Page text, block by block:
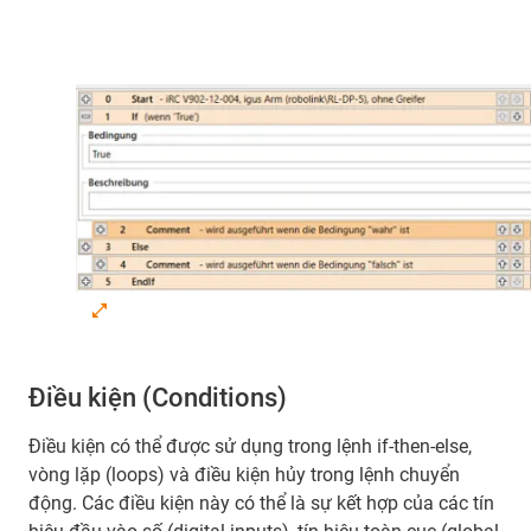
Điều kiện (Conditions)
Điều kiện có thể được sử dụng trong lệnh if-then-else,
vòng lặp (loops) và điều kiện hủy trong lệnh chuyển
động. Các điều kiện này có thể là sự kết hợp của các tín